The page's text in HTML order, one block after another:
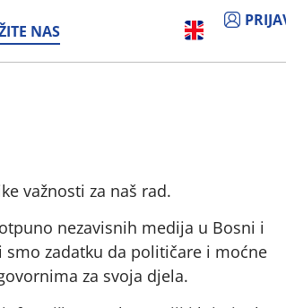
NAS
važnosti za naš rad.
nezavisnih medija u Bosni i
smo zadatku da političare i moćne
za svoja djela.